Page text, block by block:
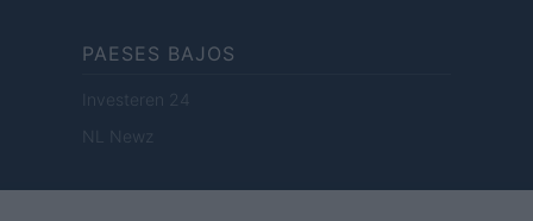
PAESES BAJOS
Investeren 24
NL Newz